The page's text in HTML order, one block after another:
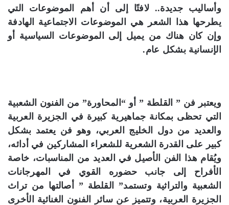
وأساليب جديدة.. لافتًا إلى أن أهم الموضوعات التي
يطرحها هذا الشعر هي الموضوعات الاجتماعية الهادفة
وإن كان هناك من يميل إلى الموضوعات السياسية أو
الإنسانية بشكل عام.
ويعتبر فن ” القلطة ” أو “المحاورة” من الفنون الشعبية
التي تحظى بمكانة جماهيرية كبيرة في الجزيرة العربية
والعديد من دول الخليج العربي، وهو فن يعتمد بشكل
كبير على القدرة الشعرية للشعراء المشاركين في أدائه،
ويُقام هذا الفن الأصيل في العديد من المناسبات، خاصة
الأفراح إلى جانب حضوره القوي في المهرجانات
الشعبية والتراثية وتستمد” القلطة ” أصالتها من تراث
الجزيرة العربية، وتتميز عن سائر الفنون الغنائية الأخرى